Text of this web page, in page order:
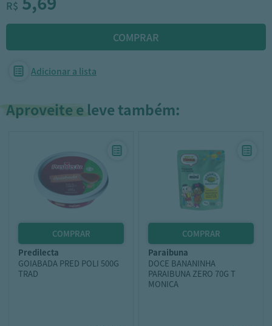
R$
Adicionar a lista
Aproveite e leve também:
predilecta
GOIABADA PRED POLI 500G
TRAD
paraibuna
DOCE BANANINHA
PARAIBUNA ZERO 70G T
MONICA